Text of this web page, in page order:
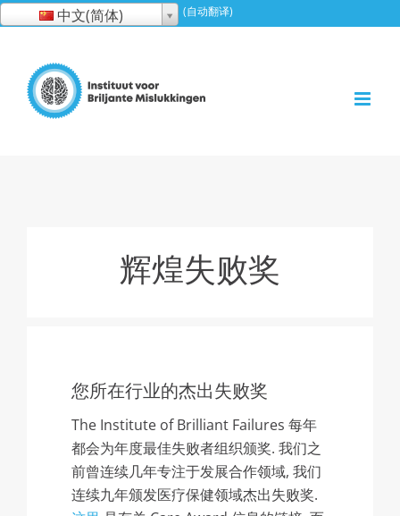
跳
中文(简体) (自动翻译)
辉煌失败奖
您所在行业的杰出失败奖
The Institute of Brilliant Failures 每年
都会为年度最佳失败者组织颁奖. 我们之
前曾连续几年专注于发展合作领域, 我们
连续九年颁发医疗保健领域杰出失败奖.